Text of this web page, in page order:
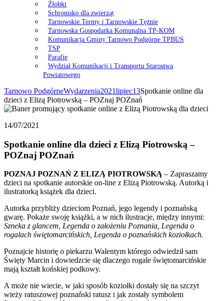
Żłobki
Schronisko dla zwierząt
Tarnowskie Termy i Tarnowskie Tężnie
Tarnowska Gospodarka Komunalna TP-KOM
Komunikacja Gminy Tarnowo Podgórne TPBUS
TSP
Parafie
Wydział Komunikacji i Transportu Starostwa
Powiatowego
Tarnowo PodgórneWydarzenia2021lipiec13Spotkanie online dla
dzieci z Elizą Piotrowską – POZnaj POZnań
14/07/2021
Spotkanie online dla dzieci z Elizą Piotrowską –
POZnaj POZnań
POZNAJ POZNAŃ Z ELIZĄ PIOTROWSKĄ – Zapraszamy
dzieci na spotkanie autorskie on-line z Elizą Piotrowską. Autorką i
ilustratorką książek dla dzieci.
Autorka przybliży dzieciom Poznań, jego legendy i poznańską
gwarę. Pokaże swoję książki, a w nich ilustracje, między innymi:
Szneka z glancem, Legenda o założeniu Poznania, Legenda o
rogalach świętomarcińskich, Legenda o poznańskich koziołkach.
Poznajcie historię o piekarzu Walentym którego odwiedził sam
Święty Marcin i dowiedzcie się dlaczego rogale świętomarcińskie
mają kształt końskiej podkowy.
A może nie wiecie, w jaki sposób koziołki dostały się na szczyt
wieży ratuszowej poznański ratusz i jak zostały symbolem